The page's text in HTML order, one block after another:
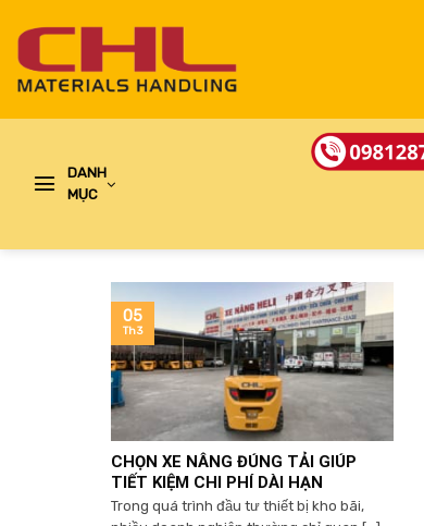
content
DANH
MỤC
CHỌN XE NÂNG ĐÚNG TẢI GIÚP
TIẾT KIỆM CHI PHÍ DÀI HẠN
Trong quá trình đầu tư thiết bị kho bãi,
05
Th3